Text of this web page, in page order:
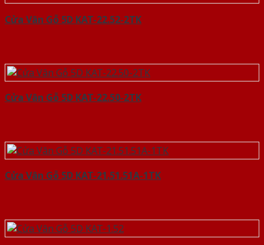
Cửa Vân Gỗ 5D KAT-22.52-2TK
Cửa Vân Gỗ 5D KAT-22.50-2TK
Cửa Vân Gỗ 5D KAT-21.51.51A-1TK